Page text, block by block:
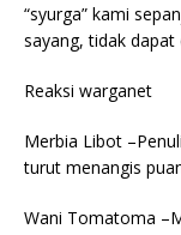
“syurga” kami
sayang, tidak dapat
Reaksi warganet
Merbia Libot
turut menangis
Wani Tomatoma